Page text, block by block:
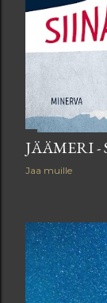
JÄÄMERI
Jaa muille